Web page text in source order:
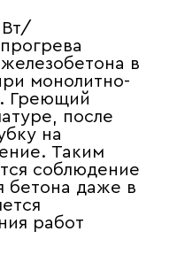
в
монолитно-
Греющий
после
на
Таким
соблюдение
бетона даже в
работ